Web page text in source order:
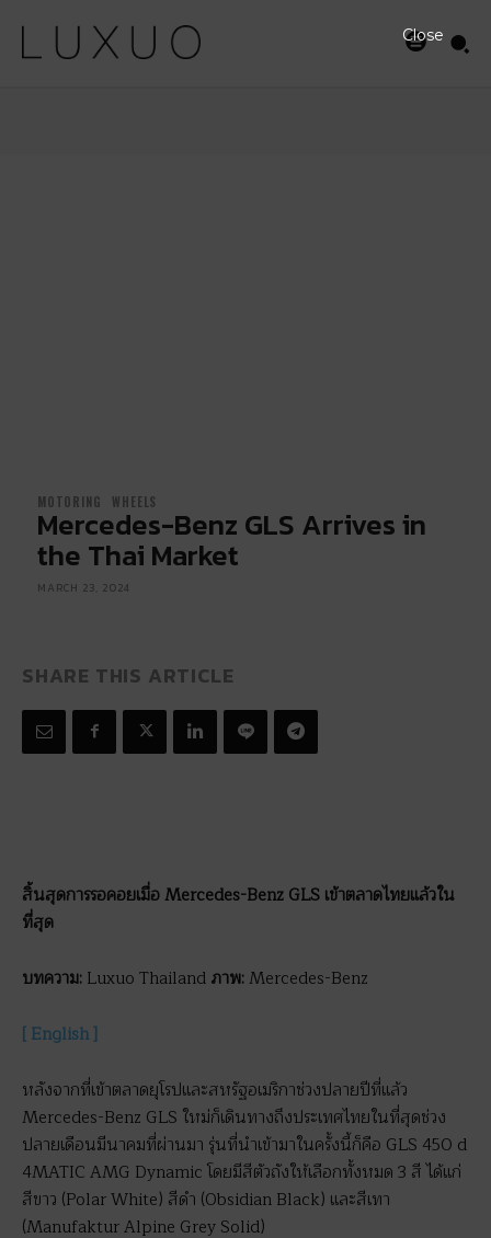
MOTORING WHEELS
Mercedes-Benz GLS Arrives in
the Thai Market
MARCH 23, 2024
SHARE THIS ARTICLE
สิ้นสุดการรอคอยเมื่อ Mercedes-Benz GLS เข้าตลาดไทยแล้วใน
ที่สุด
บทความ: Luxuo Thailand ภาพ:Mercedes-Benz
[ English ]
หลังจากที่เข้าตลาดยุโรปและสหรัฐอเมริกาช่วงปลายปีที่แล้ว
Mercedes-Benz GLS ใหม่ก็เดินทางถึงประเทศไทยในที่สุดช่วง
ปลายเดือนมีนาคมที่ผ่านมา รุ่นที่นำเข้ามาในครั้งนี้ก็คือ GLS 450 d
4MATIC AMG Dynamic โดยมีสีตัวถังให้เลือกทั้งหมด 3 สี ได้แก่
สีขาว (Polar White) สีดำ (Obsidian Black) และสีเทา
(Manufaktur Alpine Grey Solid)
Close